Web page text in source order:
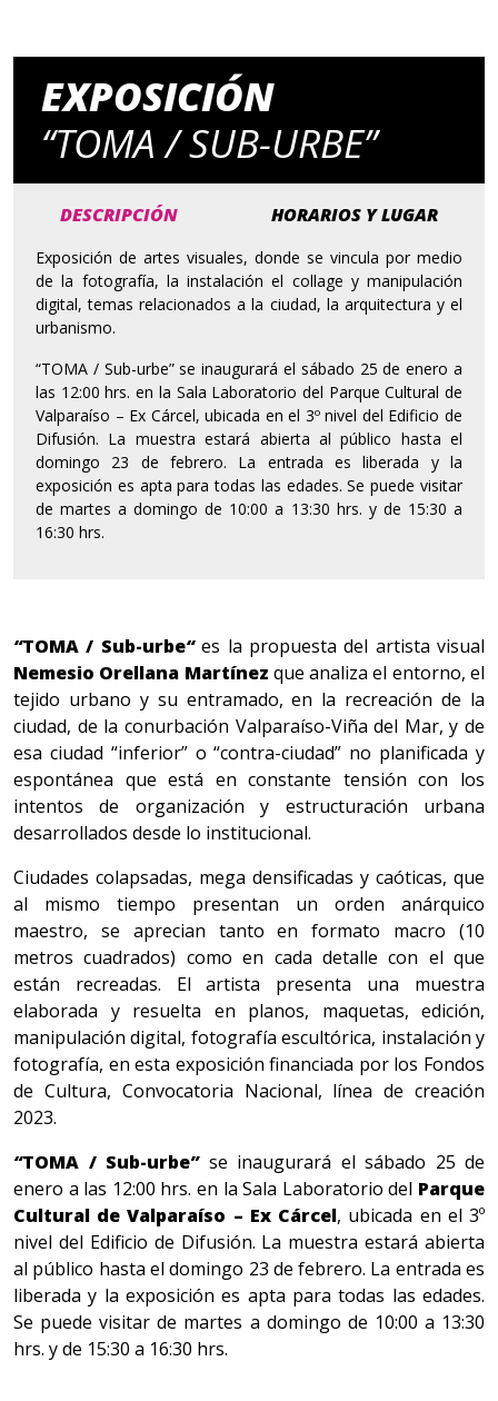
EXPOSICIÓN
“TOMA / SUB-URBE”
DESCRIPCIÓN HORARIOS Y LUGAR
Exposición de artes visuales, donde se vincula por medio
de la fotografía, la instalación el collage y manipulación
digital, temas relacionados a la ciudad, la arquitectura y el
urbanismo.
“TOMA / Sub-urbe” se inaugurará el sábado 25 de enero a
las 12:00 hrs. en la Sala Laboratorio del Parque Cultural de
Valparaíso – Ex Cárcel, ubicada en el 3º nivel del Edificio de
Difusión. La muestra estará abierta al público hasta el
domingo 23 de febrero. La entrada es liberada y la
exposición es apta para todas las edades. Se puede visitar
de martes a domingo de 10:00 a 13:30 hrs. y de 15:30 a
16:30 hrs.
“TOMA / Sub-urbe“es la propuesta del artista visual
Nemesio Orellana Martínez que analiza el entorno, el
tejido urbano y su entramado, en la recreación de la
ciudad, de la conurbación Valparaíso-Viña del Mar, y de
esa ciudad “inferior” o “contra-ciudad” no planificada y
espontánea que está en constante tensión con los
intentos de organización y estructuración urbana
desarrollados desde lo institucional.
Ciudades colapsadas, mega densificadas y caóticas, que
al mismo tiempo presentan un orden anárquico
maestro, se aprecian tanto en formato macro (10
metros cuadrados) como en cada detalle con el que
están recreadas. El artista presenta una muestra
elaborada y resuelta en planos, maquetas, edición,
manipulación digital, fotografía escultórica, instalación y
fotografía, en esta exposición financiada por los Fondos
de Cultura, Convocatoria Nacional, línea de creación
2023.
“TOMA / Sub-urbe” se inaugurará el sábado 25 de
enero a las 12:00 hrs. en la Sala Laboratorio del Parque
Cultural de Valparaíso – Ex Cárcel, ubicada en el 3º
nivel del Edificio de Difusión. La muestra estará abierta
al público hasta el domingo 23 de febrero. La entrada es
liberada y la exposición es apta para todas las edades.
Se puede visitar de martes a domingo de 10:00 a 13:30
hrs. y de 15:30 a 16:30 hrs.